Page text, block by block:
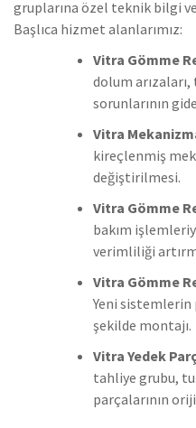
gruplarına özel teknik bilgi
Başlıca hizmet alanlarımız:
Vitra Gömme
dolum arızaları,
sorunlarının
Vitra
kireçlenmiş
değiştirilmesi.
Vitra Gömme
bakım
verimliliği
Vitra Gömme
Yeni sistemlerin
şekilde montajı.
Vitra Yedek
tahliye grubu,
parçalarının